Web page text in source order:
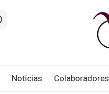
Noticias Colaboradores